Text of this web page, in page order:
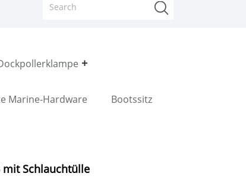
Marine-Hardware Bootssitz
mit Schlauchtülle